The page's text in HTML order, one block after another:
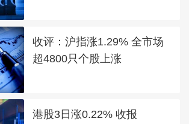
收评：沪指涨1.29% 全市场
超4800只个股上涨
港股3日涨0.22% 收报